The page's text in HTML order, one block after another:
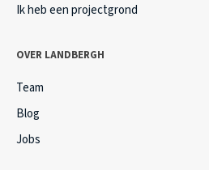
Ik heb een projectgrond
OVER LANDBERGH
Team
Blog
Jobs